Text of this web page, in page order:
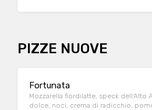
PIZZE NUOVE
Fortunata
Mozzarella fiordilatte, speck dell'Alto
dolce, noci, crema di radicchio,